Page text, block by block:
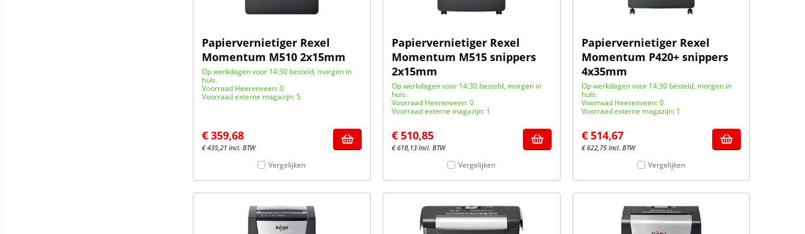
Papiervernietiger Rexel
Momentum M510 2x15mm
Op werkdagen voor 14:30 besteld, morgen in
huis.
Voorraad Heerenveen: 0
Voorraad externe magazijn: 5
€ 359,68
€435,21 Incl. BTW
Vergelijken
Papiervernietiger Rexel
Momentum M515 snippers
2x15mm
Op werkdagen voor 14:30 besteld, morgen in
huis.
Voorraad Heerenveen: 0
Voorraad externe magazijn: 1
€ 510,85
€618,13 Incl. BTW
Vergelijken
Papiervernietiger Rexel
Momentum P420+ snippers
4x35mm
Op werkdagen voor 14:30 besteld, morgen in
huis.
Voorraad Heerenveen: 0
Voorraad externe magazijn: 1
€ 514,67
€622,75 Incl. BTW
Vergelijken